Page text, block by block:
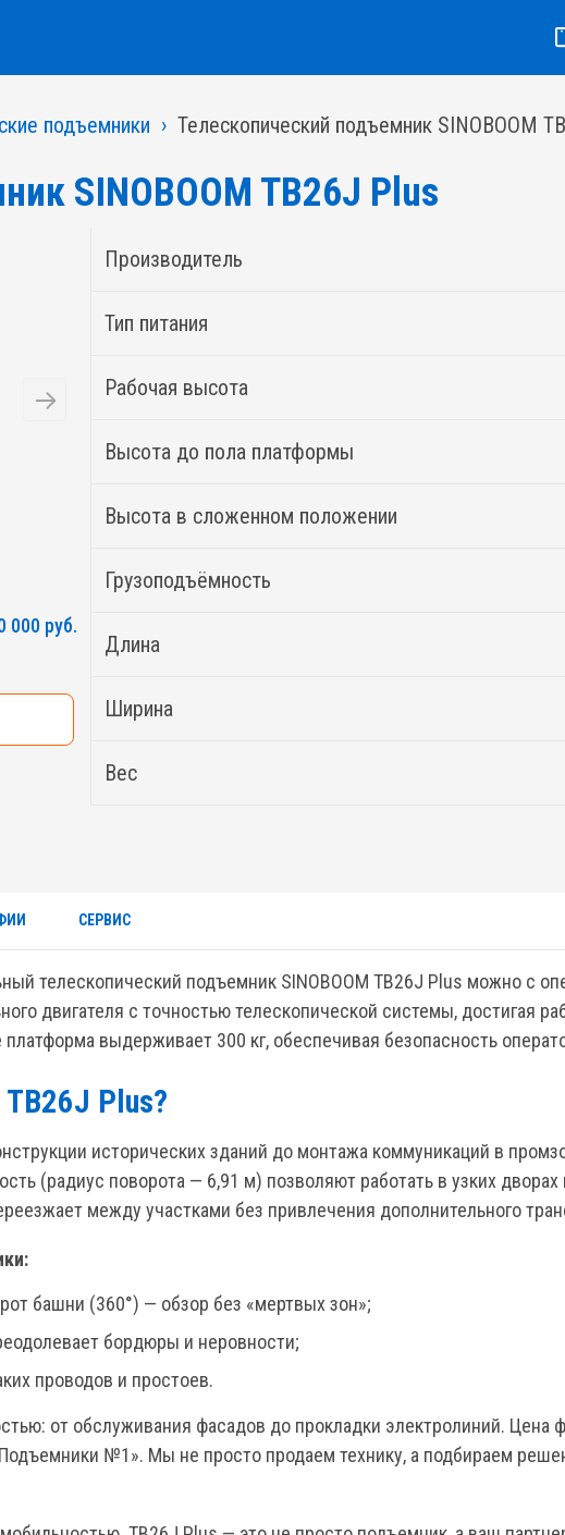
подъемники Телескопический подъемник SINOBOOM
SINOBOOM TB26J Plus
000 руб.
Производитель
Тип питания
Рабочая высота
Высота до пола платформы
Высота в сложенном положении
Грузоподъёмность
Длина
Ширина
Вес
СЕРВИС
телескопический подъемник SINOBOOM TB26J Plus можно с
двигателя с точностью телескопической системы, достигая
выдерживает 300 кг, обеспечивая безопасность
Plus?
исторических зданий до монтажа коммуникаций в
(радиус поворота — 6,91 м) позволяют работать в узких
между участками без привлечения дополнительного
башни (360°) — обзор без «мертвых зон»;
бордюры и неровности;
проводов и простоев.
от обслуживания фасадов до прокладки электролиний. Цена
№1». Мы не просто продаем технику, а подбираем